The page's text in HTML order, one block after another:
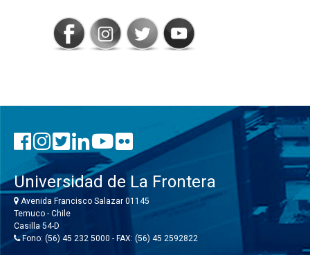
Universidad de La Frontera
Avenida Francisco Salazar 01145
Temuco - Chile
Casilla 54-D
Fono: (56) 45 232 5000 - FAX: (56) 45 2592822